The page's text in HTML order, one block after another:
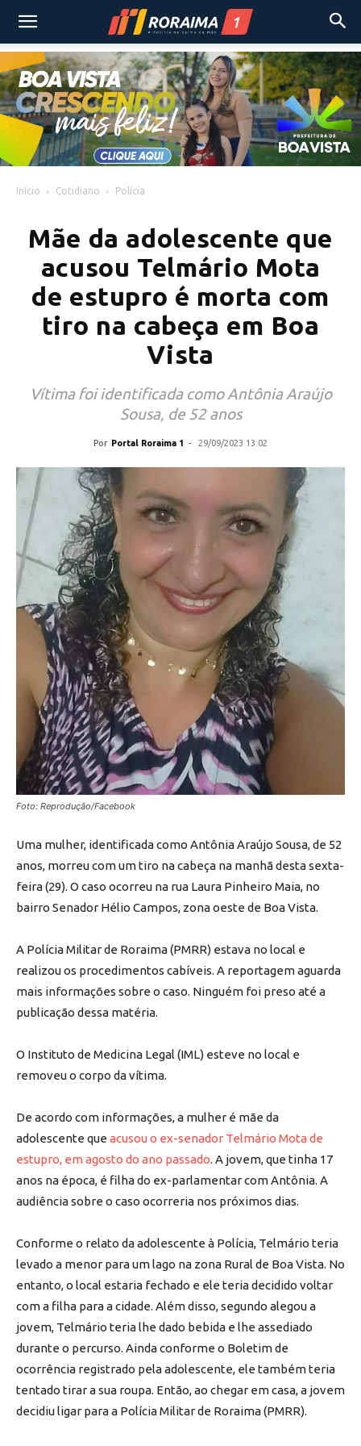
Início Cotidiano Polícia
Mãe da adolescente que
acusou Telmário Mota
de estupro é morta com
tiro na cabeça em Boa
Vista
Vítima foi identificada como Antônia Araújo
Sousa, de 52 anos
Por Portal Roraima 1 - 29/09/2023 13:02
Foto: Reprodução/Facebook
Uma mulher, identificada como Antônia Araújo Sousa, de 52
anos, morreu com um tiro na cabeça na manhã desta sexta-
feira (29). O caso ocorreu na rua Laura Pinheiro Maia, no
bairro Senador Hélio Campos, zona oeste de Boa Vista.
A Polícia Militar de Roraima (PMRR) estava no local e
realizou os procedimentos cabíveis. A reportagem aguarda
mais informações sobre o caso. Ninguém foi preso até a
publicação dessa matéria.
O Instituto de Medicina Legal (IML) esteve no local e
removeu o corpo da vítima.
De acordo com informações, a mulher é mãe da
adolescente que acusou o ex-senador Telmário Mota de
estupro, em agosto do ano passado. A jovem, que tinha 17
anos na época, é filha do ex-parlamentar com Antônia. A
audiência sobre o caso ocorreria nos próximos dias.
Conforme o relato da adolescente à Polícia, Telmário teria
levado a menor para um lago na zona Rural de Boa Vista. No
entanto, o local estaria fechado e ele teria decidido voltar
com a filha para a cidade. Além disso, segundo alegou a
jovem, Telmário teria lhe dado bebida e lhe assediado
durante o percurso. Ainda conforme o Boletim de
ocorrência registrado pela adolescente, ele também teria
tentado tirar a sua roupa. Então, ao chegar em casa, a jovem
decidiu ligar para a Polícia Militar de Roraima (PMRR).